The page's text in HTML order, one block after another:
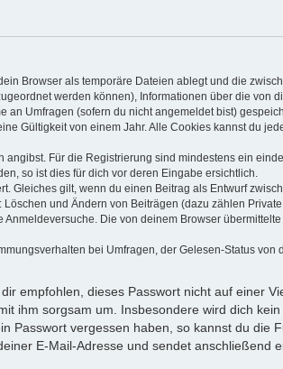
Browser als temporäre Dateien ablegt und die
werden können), Informationen über die von
Umfragen (sofern du nicht angemeldet bist)
Gültigkeit von einem Jahr. Alle Cookies kannst du
Für die Registrierung sind mindestens ein
so ist dies für dich vor deren Eingabe ersichtlich.
Gleiches gilt, wenn du einen Beitrag als Entwurf
und Ändern von Beiträgen (dazu zählen
Die von deinem Browser
bei Umfragen, der Gelesen-Status von
empfohlen, dieses Passwort nicht auf einer
ihm sorgsam um. Insbesondere wird dich
Passwort vergessen haben, so kannst du die
E-Mail-Adresse und sendet anschließend